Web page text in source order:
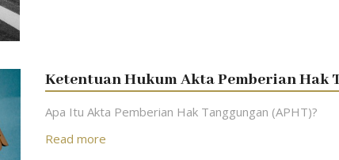
Ketentuan Hukum Akta Pemberian Hak
Apa Itu Akta Pemberian Hak Tanggungan (APHT)?
Read more